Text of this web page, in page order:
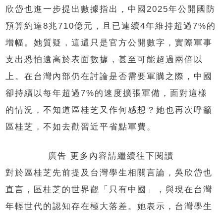
欣岱也進一步提出數據指出，中國2025年公開國防
預算約達8兆710億元，且已連續4年維持超過7%的
增幅。她質疑，這還只是官方公開數字，實際軍事
支出恐怕遠高於表面數據，甚至可能超過兩倍以
上。在台灣內部仍在討論是否需要軍購之際，中國
卻持續以每年超過7%的速度擴張軍備，面對這樣
的情況，不知道區桂芝又作何感想？她也再次呼籲
區桂芝，不如去勸習近平省點軍費。
廣告 更多內容請繼續往下閱讀
對於區桂芝先前提及台灣學生相關言論，吳欣岱也
直言，區桂芝的世界觀「只有中國」，與現在台灣
年輕世代的認知存在極大落差。她表示，台灣學生